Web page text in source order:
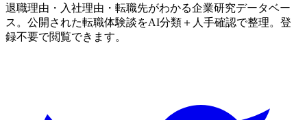
退職理由・入社理由・転職先がわかる企業研究データベー
ス。公開された転職体験談をAI分類＋人手確認で整理。登
録不要で閲覧できます。